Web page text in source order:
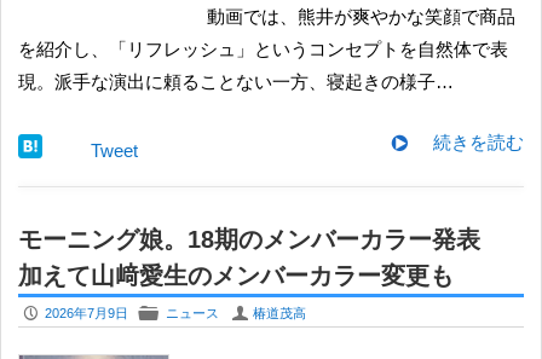
動画では、熊井が爽やかな笑顔で商品
を紹介し、「リフレッシュ」というコンセプトを自然体で表
現。派手な演出に頼ることない一方、寝起きの様子…
続きを読む
Tweet
モーニング娘。18期のメンバーカラー発表
加えて山﨑愛生のメンバーカラー変更も
P 2026年7月9日 F ニュース U 椿道茂高